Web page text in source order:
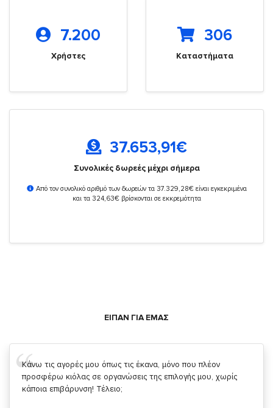
7.200
Χρήστες
306
Καταστήματα
37.653,91€
Συνολικές δωρεές μέχρι σήμερα
Από τον συνολικό αριθμό των δωρεών τα 37.329,28€ είναι εγκεκριμένα
και τα 324,63€ βρίσκονται σε εκκρεμότητα
ΕΙΠΑΝ ΓΙΑ ΕΜΑΣ
Σας ευχαριστώ που μας δίνετε την δυνατότητα να κάνουμε
κάτι!